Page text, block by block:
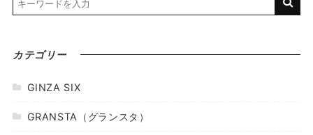
カテゴリー
GINZA SIX
GRANSTA（グランスタ）